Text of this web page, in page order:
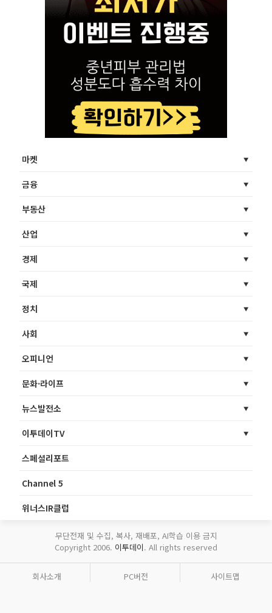
마켓
금융
부동산
산업
경제
국제
정치
사회
오피니언
문화·라이프
뉴스발전소
이투데이TV
스페셜리포트
Channel 5
위너스IR클럽
무단전재 및 수집, 복사, 재배포, AI학습 이용 금지
Copyright 2006. 이투데이. All rights reserved
회사소개 PC버전 사이트맵